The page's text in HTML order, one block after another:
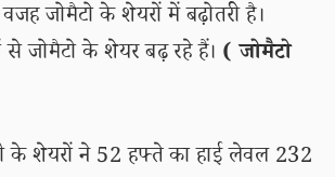
जोमैटो के शेयरों में बढ़ोतरी है।
जोमैटो के शेयर बढ़ रहे हैं। ( जोमैटो
के शेयरों ने 52 हफ्ते का हाई लेवल 232